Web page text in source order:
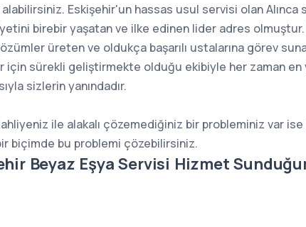
Eskişehir'un hassas usul servisi olan Alınca
birebir yaşatan ve ilke edinen lider adres olmuştur.
üreten ve oldukça başarılı ustalarına görev
için sürekli geliştirmekte olduğu ekibiyle her zaman
sizlerin yanındadır.
ile alakalı çözemediğiniz bir probleminiz var
biçimde bu problemi çözebilirsiniz.
Beyaz Eşya Servisi Hizmet